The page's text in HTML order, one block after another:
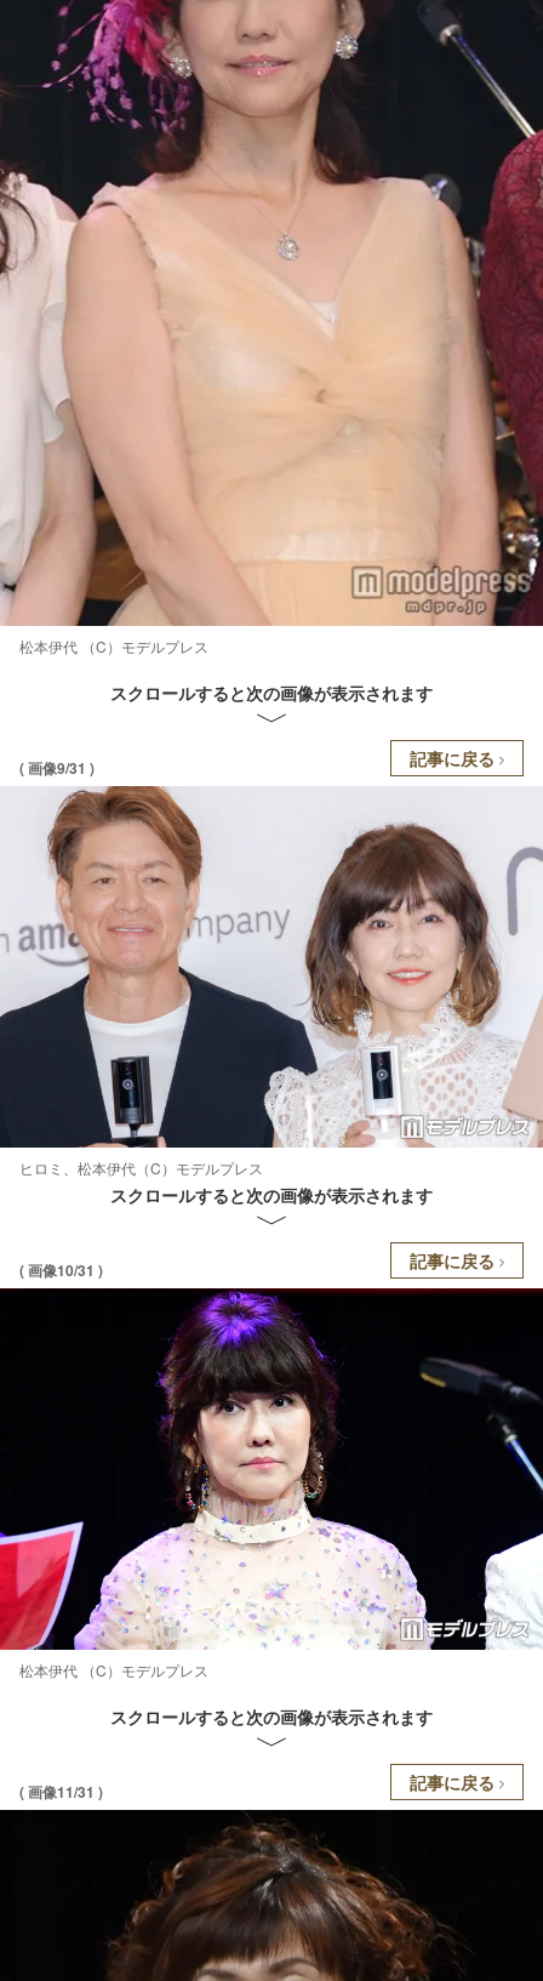
松本伊代 （C）モデルプレス
スクロールすると次の画像が表示されます
( 画像9/31 ) 記事に戻る
ヒロミ、松本伊代（C）モデルプレス
スクロールすると次の画像が表示されます
( 画像10/31 ) 記事に戻る
松本伊代 （C）モデルプレス
スクロールすると次の画像が表示されます
( 画像11/31 ) 記事に戻る